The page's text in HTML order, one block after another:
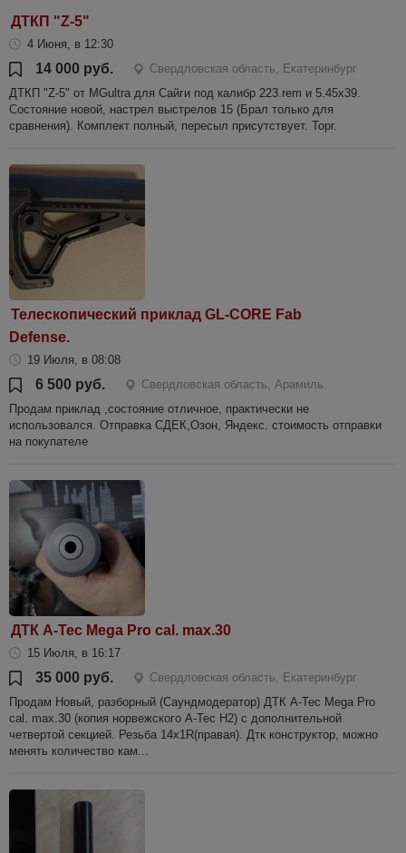
ДТКП "Z-5"
4 Июня, в 12:30
14 000 руб.
Свердловская область, Екатеринбург
ДТКП "Z-5" от MGultra для Сайги под калибр 223.rem и 5.45х39.
Состояние новой, настрел выстрелов 15 (Брал только для
сравнения). Комплект полный, пересыл присутствует. Торг.
Телескопический приклад GL-CORE Fab
Defense.
19 Июля, в 08:08
6 500 руб.
Свердловская область, Арамиль.
Продам приклад ,состояние отличное, практически не
использовался. Отправка СДЕК,Озон, Яндекс. стоимость отправки
на покупателе
ДТК A-Tec Mega Pro cal. max.30
15 Июля, в 16:17
35 000 руб.
Свердловская область, Екатеринбург
Продам Новый, разборный (Саундмодератор) ДТК A-Tec Mega Pro
cal. max.30 (копия норвежского A-Tec H2) с дополнительной
четвертой секцией. Резьба 14х1R(правая). Дтк конструктор, можно
менять количество кам...